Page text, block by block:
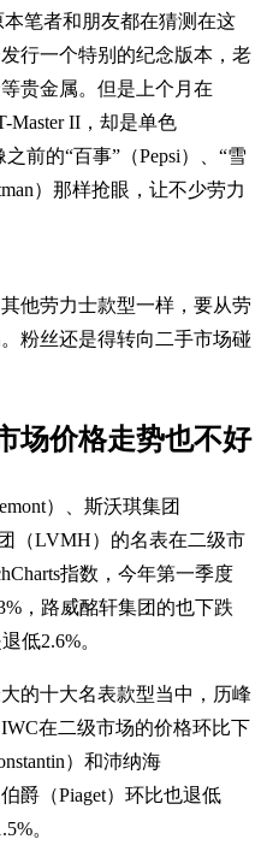
本笔者和朋友都在猜测在这
行一个特别的纪念版本，老
贵金属。但是上个月在
Master II，却是单色
前的“百事”（Pepsi）、“雪
）那样抢眼，让不少劳力
他劳力士款型一样，要从劳
粉丝还是得转向二手市场碰
场价格走势也不好
）、斯沃琪集团
（LVMH）的名表在二级市
指数，今年第一季度
，路威酩轩集团的也下跌
低2.6%。
的十大名表款型当中，历峰
在二级市场的价格环比下
）和沛纳海
爵（Piaget）环比也退低
。